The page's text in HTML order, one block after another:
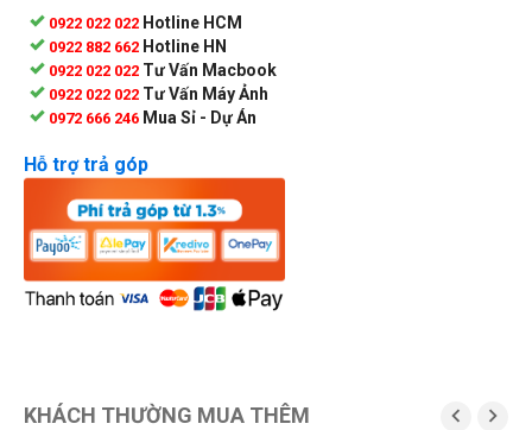
0922 022 022 Hotline HCM
0922 882 662 Hotline HN
0922 022 022 Tư Vấn Macbook
0922 022 022 Tư Vấn Máy Ảnh
0972 666 246 Mua Sỉ - Dự Án
Hỗ trợ trả góp
KHÁCH THƯỜNG MUA THÊM  